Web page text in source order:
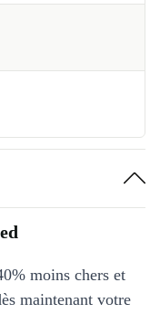
moins chers et
maintenant votre